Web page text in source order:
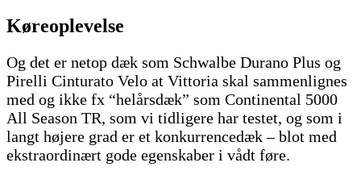
Køreoplevelse
Og det er netop dæk som Schwalbe Durano Plus og
Pirelli Cinturato Velo at Vittoria skal sammenlignes
med og ikke fx “helårsdæk” som Continental 5000
All Season TR, som vi tidligere har testet, og som i
langt højere grad er et konkurrencedæk – blot med
ekstraordinært gode egenskaber i vådt føre.